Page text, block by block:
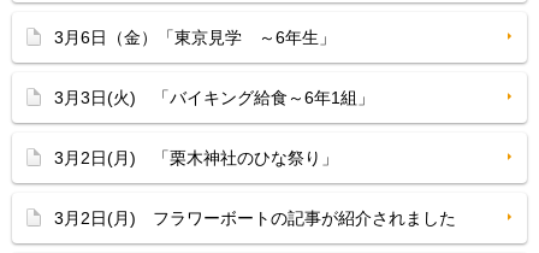
3月6日（金）「東京見学 ～6年生」
3月3日(火) 「バイキング給食～6年1組」
3月2日(月) 「栗木神社のひな祭り」
3月2日(月) フラワーボートの記事が紹介されました